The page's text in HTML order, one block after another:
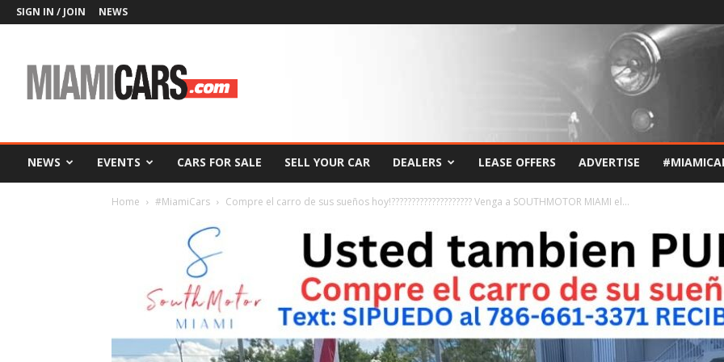
SIGN IN / JOIN NEWS
NEWS EVENTS CARS FOR SALE SELL YOUR CAR DEALERS LEASE OFFERS ADVERTISE
Home #MiamiCars Compre el carro de sus sueños hoy!???????????????????? Venga a SOUTHMOTOR MIAMI el...